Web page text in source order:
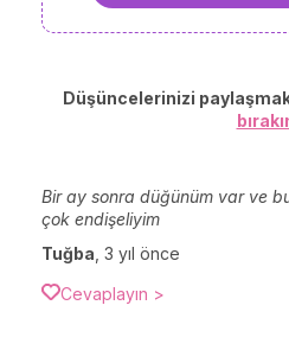
Düşüncelerinizi
Bir ay sonra düğünüm var ve
çok endişeliyim
Tuğba 3 yıl önce
Cevaplayın >